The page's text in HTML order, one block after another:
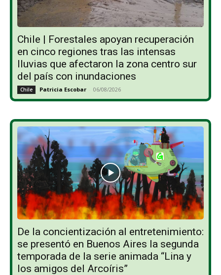
Chile | Forestales apoyan recuperación
en cinco regiones tras las intensas
lluvias que afectaron la zona centro sur
del país con inundaciones
Chile Patricia Escobar - 06/08/2026
De la concientización al entretenimiento:
se presentó en Buenos Aires la segunda
temporada de la serie animada “Lina y
los amigos del Arcoíris”